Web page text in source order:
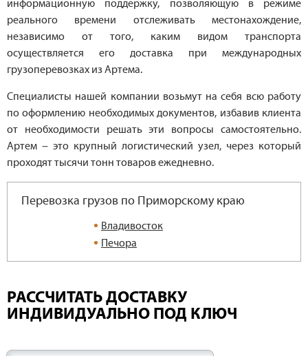
информационную поддержку, позволяющую в режиме
реального времени отслеживать местонахождение,
независимо от того, каким видом транспорта
осуществляется его доставка при международных
грузоперевозках из Артема.
Специалисты нашей компании возьмут на себя всю работу
по оформлению необходимых документов, избавив клиента
от необходимости решать эти вопросы самостоятельно.
Артем – это крупный логистический узел, через который
проходят тысячи тонн товаров ежедневно.
Перевозка грузов по Приморскому краю
Владивосток
Печора
РАССЧИТАТЬ ДОСТАВКУ
ИНДИВИДУАЛЬНО ПОД КЛЮЧ